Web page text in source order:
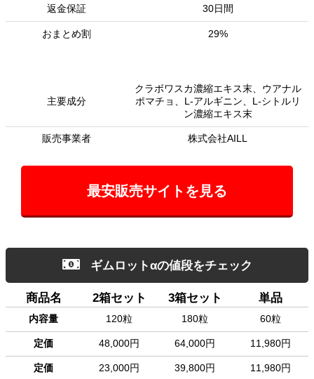
返金保証 30日間
おまとめ割 29%
主要成分
クラボワスカ濃縮エキス末、ウアナル
ポマチョ、L-アルギニン、L-シトルリ
ン濃縮エキス末
販売事業者 株式会社AILL
最安販売サイトを見る
ギムロットαの値段をチェック
商品名 2箱セット 3箱セット 単品
内容量 120粒 180粒 60粒
定価 48,000円 64,000円 11,980円
定価 23,000円 39,800円 11,980円